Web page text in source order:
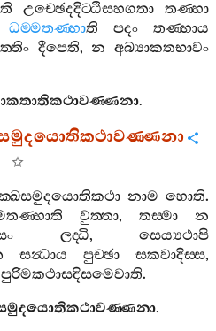
ති උච‍්ඡෙදදිට‍්ඨිසහගතා
තණ‍්හා
ධම‍්මතණ‍්හාති පදං
තණ‍්හාය
දීපෙති,න අබ්‍යාකතභාවං
.
නාම හොති.
වුත‍්තා, තස‍්මා
න
ලද‍්ධි,සෙය්‍යථාපි
සන්‍ධාය පුච‍්ඡා සකවාදිස‍්ස,
පුරිමකථාසදිසමෙවාති.
.